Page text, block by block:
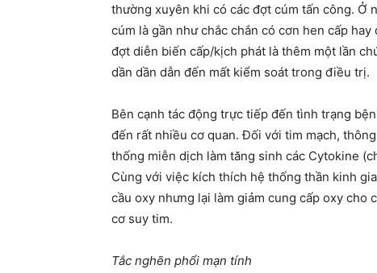
thường xuyên khi có các đợt cúm tấn công. Ở
cúm là gần như chắc chắn có cơn hen cấp
đợt diễn biến cấp/kịch phát là thêm một lần
dần dần dẫn đến mất kiểm soát trong điều trị.
Bên cạnh tác động trực tiếp đến tình trạng
đến rất nhiều cơ quan. Đối với tim mạch,
thống miễn dịch làm tăng sinh các Cytokine
Cùng với việc kích thích hệ thống thần kinh
cầu oxy nhưng lại làm giảm cung cấp oxy cho
cơ suy tim.
Tắc nghẽn phổi mạn tính